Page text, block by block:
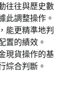
往往與歷史數
此調整操作。
能更精準地判
置的績效。
現貨操作的基
綜合判斷。